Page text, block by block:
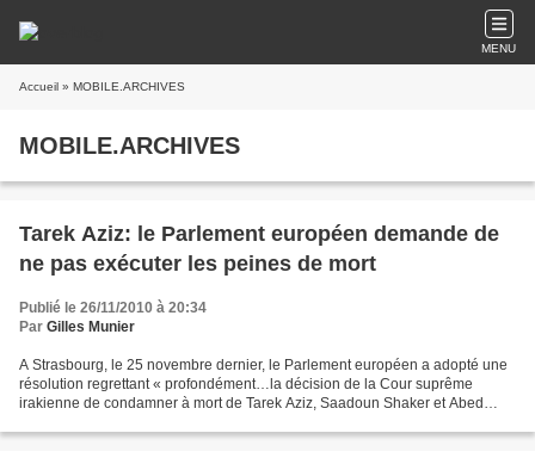
MENU
Accueil » MOBILE.ARCHIVES
MOBILE.ARCHIVES
Tarek Aziz: le Parlement européen demande de
ne pas exécuter les peines de mort
Publié le 26/11/2010 à 20:34
Par Gilles Munier
A Strasbourg, le 25 novembre dernier, le Parlement européen a adopté une
résolution regrettant « profondément…la décision de la Cour suprême
irakienne de condamner à mort de Tarek Aziz, Saadoun Shaker et Abed